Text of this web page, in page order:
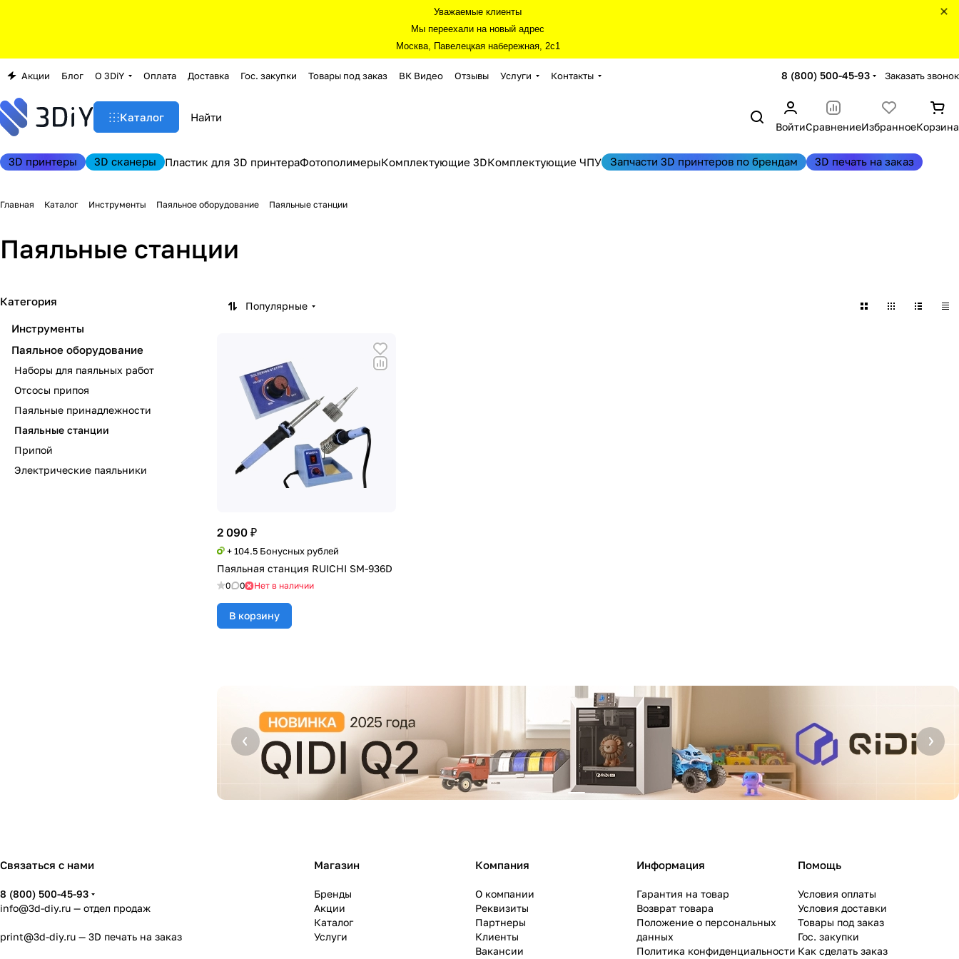
Уважаемые клиенты
Мы переехали на новый адрес
Москва, Павелецкая набережная, 2с1
Акции Блог О 3DiY Оплата Доставка Гос. закупки Товары под заказ ВК Видео Отзывы Услуги Контакты 8 (800) 500-45-93 Заказать звонок
Каталог
ВойтиСравнениеИзбранноеКорзина
3D принтеры 3D сканеры Пластик для 3D принтераФотополимерыКомплектующие 3DКомплектующие ЧПУ Запчасти 3D принтеров по брендам 3D печать на заказ
Главная Каталог Инструменты Паяльное оборудование Паяльные станции
Паяльные станции
Популярные
2 090 ₽
+ 104.5 Бонусных рублей
Паяльная станция RUICHI SM-936D
0 0 Нет в наличии
В корзину
Категория
Инструменты
Паяльное оборудование
Наборы для паяльных работ
Отсосы припоя
Паяльные принадлежности
Паяльные станции
Припой
Электрические паяльники
Связаться с нами
8 (800) 500-45-93
info@3d-diy.ru — отдел продаж
print@3d-diy.ru — 3D печать на заказ
Магазин
Бренды
Акции
Каталог
Услуги
Компания
О компании
Реквизиты
Партнеры
Клиенты
Вакансии
Информация
Гарантия на товар
Возврат товара
Положение о персональных
данных
Политика конфиденциальности
Помощь
Условия оплаты
Условия доставки
Товары под заказ
Гос. закупки
Как сделать заказ